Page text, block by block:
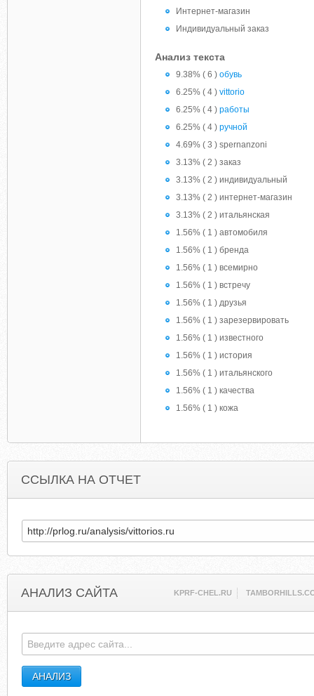
Интернет-магазин
Индивидуальный заказ
Анализ текста
9.38% ( 6 ) обувь
6.25% ( 4 ) vittorio
6.25% ( 4 ) работы
6.25% ( 4 ) ручной
4.69% ( 3 ) spernanzoni
3.13% ( 2 ) заказ
3.13% ( 2 ) индивидуальный
3.13% ( 2 ) интернет-магазин
3.13% ( 2 ) итальянская
1.56% ( 1 ) автомобиля
1.56% ( 1 ) бренда
1.56% ( 1 ) всемирно
1.56% ( 1 ) встречу
1.56% ( 1 ) друзья
1.56% ( 1 ) зарезервировать
1.56% ( 1 ) известного
1.56% ( 1 ) история
1.56% ( 1 ) итальянского
1.56% ( 1 ) качества
1.56% ( 1 ) кожа
ССЫЛКА НА ОТЧЕТ
АНАЛИЗ САЙТА KPRF-CHEL.RU